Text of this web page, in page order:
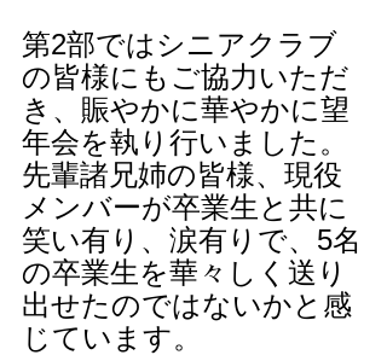
第2部ではシニアクラブ
の皆様にもご協力いただ
き、賑やかに華やかに望
年会を執り行いました。
先輩諸兄姉の皆様、現役
メンバーが卒業生と共に
笑い有り、涙有りで、5名
の卒業生を華々しく送り
出せたのではないかと感
じています。